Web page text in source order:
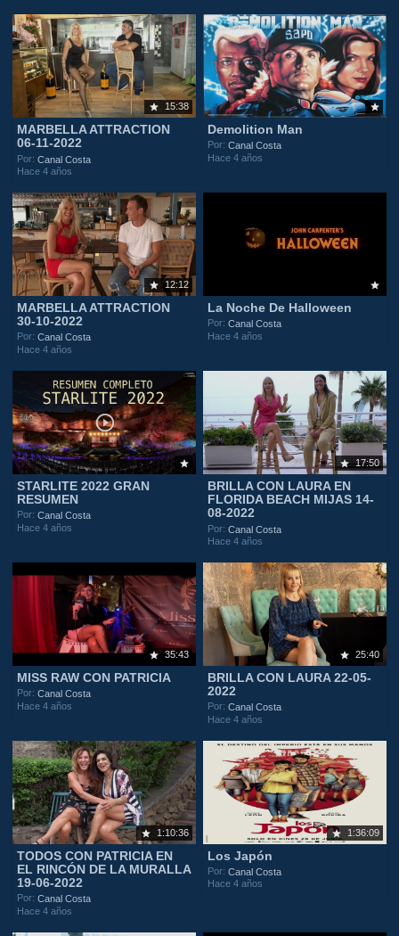
15:38
MARBELLA ATTRACTION
06-11-2022
Por:Canal Costa
Hace 4 años
Demolition Man
Por:Canal Costa
Hace 4 años
12:12
MARBELLA ATTRACTION
30-10-2022
Por:Canal Costa
Hace 4 años
La Noche De Halloween
Por:Canal Costa
Hace 4 años
STARLITE 2022 GRAN
RESUMEN
Por:Canal Costa
Hace 4 años
17:50
BRILLA CON LAURA EN
FLORIDA BEACH MIJAS 14-
08-2022
Por:Canal Costa
Hace 4 años
35:43
MISS RAW CON PATRICIA
Por:Canal Costa
Hace 4 años
25:40
BRILLA CON LAURA 22-05-
2022
Por:Canal Costa
Hace 4 años
1:10:36
TODOS CON PATRICIA EN
EL RINCÓN DE LA MURALLA
19-06-2022
Por:Canal Costa
Hace 4 años
1:36:09
Los Japón
Por:Canal Costa
Hace 4 años